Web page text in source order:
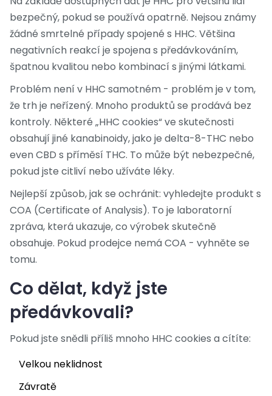
bezpečný, pokud se používá opatrně. Nejsou známy
žádné smrtelné případy spojené s HHC. Většina
negativních reakcí je spojena s předávkováním,
špatnou kvalitou nebo kombinací s jinými látkami.
Problém není v HHC samotném - problém je v tom,
že trh je neřízený. Mnoho produktů se prodává bez
kontroly. Některé „HHC cookies“ ve skutečnosti
obsahují jiné kanabinoidy, jako je delta-8-THC nebo
even CBD s příměsí THC. To může být nebezpečné,
pokud jste citliví nebo užíváte léky.
Nejlepší způsob, jak se ochránit: vyhledejte produkt s
COA (Certificate of Analysis). To je laboratorní
zpráva, která ukazuje, co výrobek skutečně
obsahuje. Pokud prodejce nemá COA - vyhněte se
tomu.
Co dělat, když jste
předávkovali?
Pokud jste snědli příliš mnoho HHC cookies a cítíte:
Velkou neklidnost
Závratě